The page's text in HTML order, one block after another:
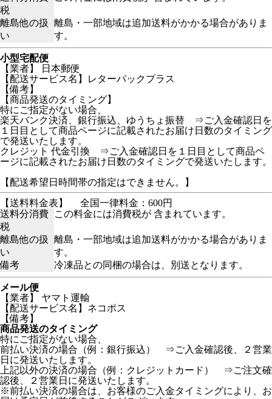
税
離島他の扱
い
離島・一部地域は追加送料がかかる場合がありま
す。
小型宅配便
【業者】 日本郵便
【配送サービス名】レターパックプラス
【備考】
【商品発送のタイミング】
特にご指定がない場合、
楽天バンク決済、銀行振込、ゆうちょ振替 ⇒ご入金確認日を
１日目として商品ページに記載されたお届け日数のタイミング
で発送いたします。
クレジット 代金引換 ⇒ご入金確認日を１日目として商品ペ
ージに記載されたお届け日数のタイミングで発送いたします。
【配送希望日時間帯の指定はできません。】
【送料料金表】
全国一律料金：600円
送料分消費
税
この料金には消費税が 含まれています。
離島他の扱
い
離島・一部地域は追加送料がかかる場合がありま
す。
備考
冷凍品との同梱の場合は、別送となります。
メール便
【業者】 ヤマト運輸
【配送サービス名】ネコポス
【備考】
商品発送のタイミング
特にご指定がない場合、
前払い決済の場合（例：銀行振込） ⇒ご入金確認後、２営業
日に発送いたします。
上記以外の決済の場合（例：クレジットカード） ⇒ご注文確
認後、２営業日に発送いたします。
※前払い決済の場合は、お客様のご入金タイミングにより、お